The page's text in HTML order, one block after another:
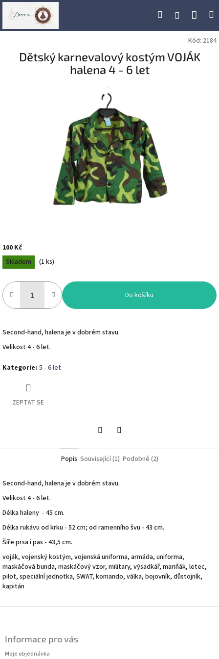
Přejít
Hledat Přihlášení
Kód: 2184
Dětský karnevalový kostým VOJÁK
halena 4 - 6 let
100 Kč
Měrná
cena:
Skladem (1 ks)
Do košíku
Second-hand, halena je v dobrém stavu.
Velikost 4 - 6 let.
Kategorie: 5 - 6 let
ZEPTAT SE
Popis Související (1) Podobné (2)
Second-hand, halena je v dobrém stavu.
Velikost 4 - 6 let.
Délka haleny - 45 cm.
Délka rukávu od krku - 52 cm; od ramenního švu - 43 cm.
Šíře prsa i pas - 43,5 cm.
voják, vojenský kostým, vojenská uniforma, armáda, uniforma,
maskáčová bunda, maskáčový vzor, military, výsadkář, mariňák, letec,
pilot, speciální jednotka, SWAT, komando, válka, bojovník, důstojník,
kapitán
Informace pro vás
Moje objednávka